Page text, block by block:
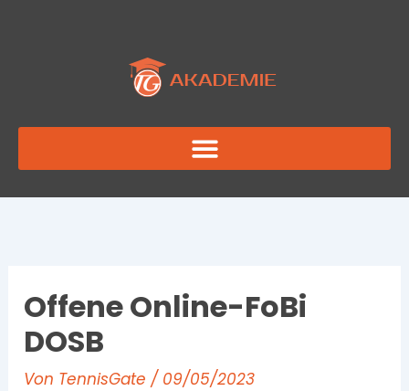
Offene Online-FoBi
DOSB
Von TennisGate / 09/05/2023